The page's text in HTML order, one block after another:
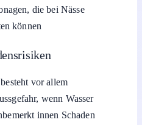
die bei Nässe
können
vor allem
wenn Wasser
innen Schaden